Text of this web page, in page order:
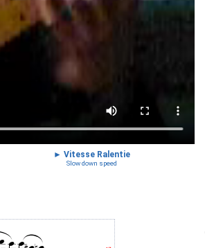
► Vitesse Ralentie
Slow down speed